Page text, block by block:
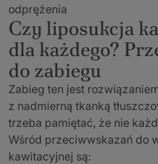
odprężenia
Czy liposukcja
dla każdego?
do zabiegu
Zabieg ten jest
z nadmierną tkanką
trzeba pamiętać, że nie
Wśród przeciwwskazań do
kawitacyjnej są: